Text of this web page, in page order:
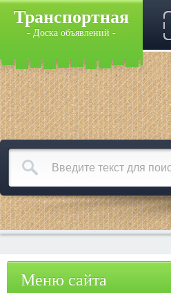
Транспортная
- Доска объявлений -
Меню сайта